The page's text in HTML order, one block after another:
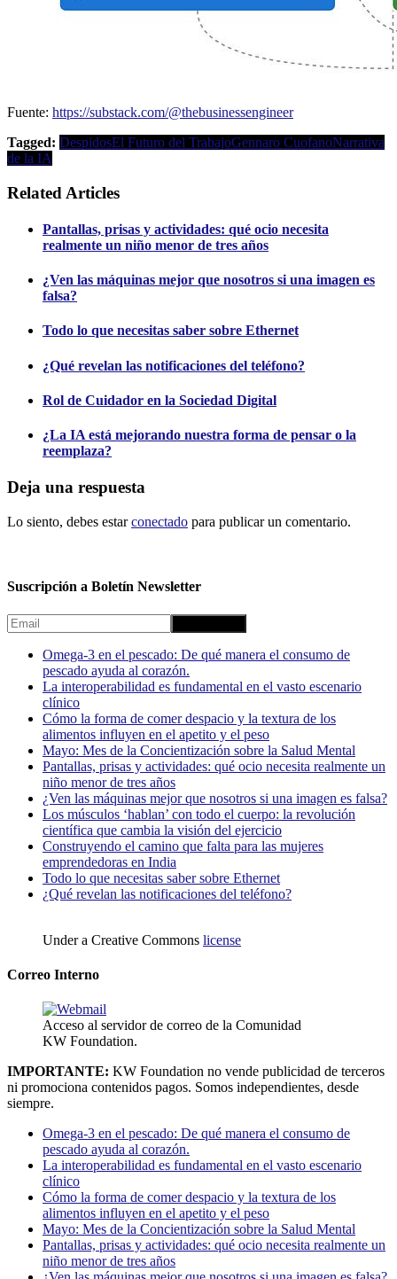
Fuente: https://substack.com/@thebusinessengineer
Tagged: DespidosEl Futuro del TrabajoGennaro CuofanoNarrativa
de la IA
Related Articles
Pantallas, prisas y actividades: qué ocio necesita
realmente un niño menor de tres años
¿Ven las máquinas mejor que nosotros si una imagen es
falsa?
Todo lo que necesitas saber sobre Ethernet
¿Qué revelan las notificaciones del teléfono?
Rol de Cuidador en la Sociedad Digital
¿La IA está mejorando nuestra forma de pensar o la
reemplaza?
Deja una respuesta
Lo siento, debes estarconectado para publicar un comentario.
Suscripción a Boletín Newsletter
Omega-3 en el pescado: De qué manera el consumo de
pescado ayuda al corazón.
La interoperabilidad es fundamental en el vasto escenario
clínico
Cómo la forma de comer despacio y la textura de los
alimentos influyen en el apetito y el peso
Mayo: Mes de la Concientización sobre la Salud Mental
Pantallas, prisas y actividades: qué ocio necesita realmente un
niño menor de tres años
¿Ven las máquinas mejor que nosotros si una imagen es falsa?
Los músculos ‘hablan’ con todo el cuerpo: la revolución
científica que cambia la visión del ejercicio
Construyendo el camino que falta para las mujeres
emprendedoras en India
Todo lo que necesitas saber sobre Ethernet
¿Qué revelan las notificaciones del teléfono?
Under a Creative Commons license
Correo Interno
Acceso al servidor de correo de la Comunidad
KW Foundation.
IMPORTANTE: KW Foundation no vende publicidad de terceros
ni promociona contenidos pagos. Somos independientes, desde
siempre.
Omega-3 en el pescado: De qué manera el consumo de
pescado ayuda al corazón.
La interoperabilidad es fundamental en el vasto escenario
clínico
Cómo la forma de comer despacio y la textura de los
alimentos influyen en el apetito y el peso
Mayo: Mes de la Concientización sobre la Salud Mental
Pantallas, prisas y actividades: qué ocio necesita realmente un
niño menor de tres años